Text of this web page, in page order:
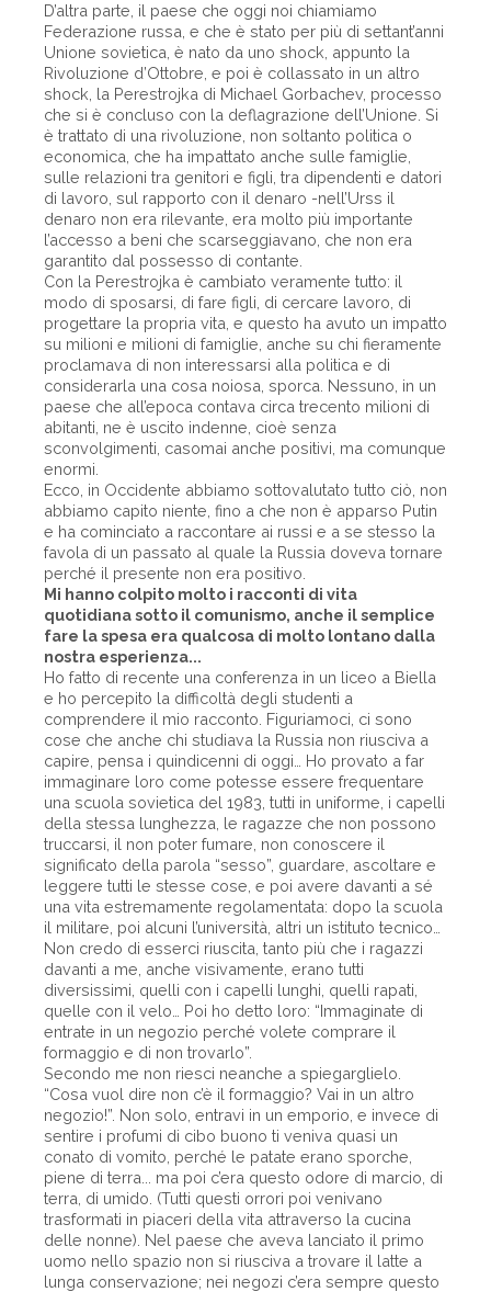
D’altra parte, il paese che oggi noi chiamiamo
Federazione russa, e che è stato per più di settant’anni
Unione sovietica, è nato da uno shock, appunto la
Rivoluzione d’Ottobre, e poi è collassato in un altro
shock, la Perestrojka di Michael Gorbachev, processo
che si è concluso con la deflagrazione dell’Unione. Si
è trattato di una rivoluzione, non soltanto politica o
economica, che ha impattato anche sulle famiglie,
sulle relazioni tra genitori e figli, tra dipendenti e datori
di lavoro, sul rapporto con il denaro -nell’Urss il
denaro non era rilevante, era molto più importante
l’accesso a beni che scarseggiavano, che non era
garantito dal possesso di contante.
Con la Perestrojka è cambiato veramente tutto: il
modo di sposarsi, di fare figli, di cercare lavoro, di
progettare la propria vita, e questo ha avuto un impatto
su milioni e milioni di famiglie, anche su chi fieramente
proclamava di non interessarsi alla politica e di
considerarla una cosa noiosa, sporca. Nessuno, in un
paese che all’epoca contava circa trecento milioni di
abitanti, ne è uscito indenne, cioè senza
sconvolgimenti, casomai anche positivi, ma comunque
enormi.
Ecco, in Occidente abbiamo sottovalutato tutto ciò, non
abbiamo capito niente, fino a che non è apparso Putin
e ha cominciato a raccontare ai russi e a se stesso la
favola di un passato al quale la Russia doveva tornare
perché il presente non era positivo.
Mi hanno colpito molto i racconti di vita
quotidiana sotto il comunismo, anche il semplice
fare la spesa era qualcosa di molto lontano dalla
nostra esperienza...
Ho fatto di recente una conferenza in un liceo a Biella
e ho percepito la difficoltà degli studenti a
comprendere il mio racconto. Figuriamoci, ci sono
cose che anche chi studiava la Russia non riusciva a
capire, pensa i quindicenni di oggi… Ho provato a far
immaginare loro come potesse essere frequentare
una scuola sovietica del 1983, tutti in uniforme, i capelli
della stessa lunghezza, le ragazze che non possono
truccarsi, il non poter fumare, non conoscere il
significato della parola “sesso”, guardare, ascoltare e
leggere tutti le stesse cose, e poi avere davanti a sé
una vita estremamente regolamentata: dopo la scuola
il militare, poi alcuni l’università, altri un istituto tecnico…
Non credo di esserci riuscita, tanto più che i ragazzi
davanti a me, anche visivamente, erano tutti
diversissimi, quelli con i capelli lunghi, quelli rapati,
quelle con il velo… Poi ho detto loro: “Immaginate di
entrate in un negozio perché volete comprare il
formaggio e di non trovarlo”.
Secondo me non riesci neanche a spiegarglielo.
“Cosa vuol dire non c’è il formaggio? Vai in un altro
negozio!”. Non solo, entravi in un emporio, e invece di
sentire i profumi di cibo buono ti veniva quasi un
conato di vomito, perché le patate erano sporche,
piene di terra... ma poi c’era questo odore di marcio, di
terra, di umido. (Tutti questi orrori poi venivano
trasformati in piaceri della vita attraverso la cucina
delle nonne). Nel paese che aveva lanciato il primo
uomo nello spazio non si riusciva a trovare il latte a
lunga conservazione; nei negozi c’era sempre questo